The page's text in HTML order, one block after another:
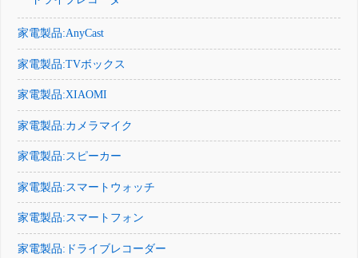
家電製品:AnyCast
家電製品:TVボックス
家電製品:XIAOMI
家電製品:カメラマイク
家電製品:スピーカー
家電製品:スマートウォッチ
家電製品:スマートフォン
家電製品:ドライブレコーダー